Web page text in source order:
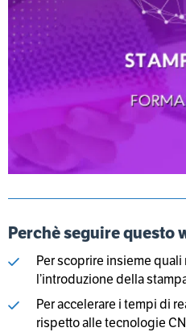
Perchè seguire questo
Per scoprire insieme
l’introduzione della
Per accelerare i tempi di
rispetto alle tecnologie